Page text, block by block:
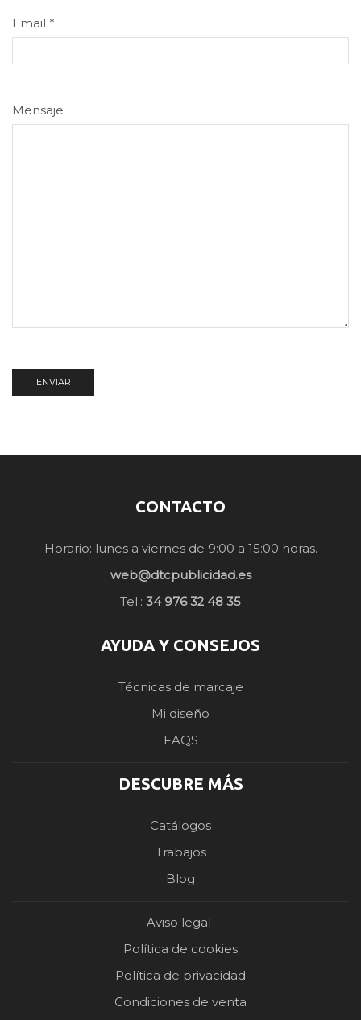
Email *
Mensaje
CONTACTO
Horario: lunes a viernes de 9:00 a 15:00 horas.
web@dtcpublicidad.es
Tel.: 34 976 32 48 35
AYUDA Y CONSEJOS
Técnicas de marcaje
Mi diseño
FAQS
DESCUBRE MÁS
Catálogos
Trabajos
Blog
Aviso legal
Política de cookies
Política de privacidad
Condiciones de venta